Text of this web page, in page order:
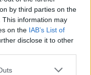
by third parties on the
This information may
on the IAB’s List of
disclose it to other
Κοράκη: «Η
στην κλινική
συνέπεια στην